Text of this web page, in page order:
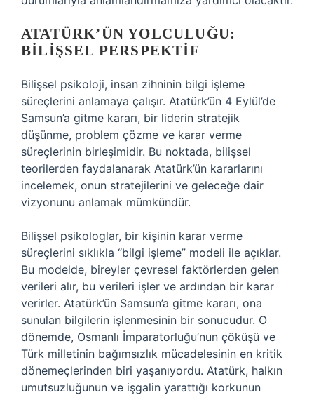
ATATÜRK’ÜN YOLCULUĞU:
BILIŞSEL PERSPEKTIF
Bilişsel psikoloji, insan zihninin bilgi işleme
süreçlerini anlamaya çalışır. Atatürk’ün 4 Eylül’de
Samsun’a gitme kararı, bir liderin stratejik
düşünme, problem çözme ve karar verme
süreçlerinin birleşimidir. Bu noktada, bilişsel
teorilerden faydalanarak Atatürk’ün kararlarını
incelemek, onun stratejilerini ve geleceğe dair
vizyonunu anlamak mümkündür.
Bilişsel psikologlar, bir kişinin karar verme
süreçlerini sıklıkla “bilgi işleme” modeli ile açıklar.
Bu modelde, bireyler çevresel faktörlerden gelen
verileri alır, bu verileri işler ve ardından bir karar
verirler. Atatürk’ün Samsun’a gitme kararı, ona
sunulan bilgilerin işlenmesinin bir sonucudur. O
dönemde, Osmanlı İmparatorluğu’nun çöküşü ve
Türk milletinin bağımsızlık mücadelesinin en kritik
dönemeçlerinden biri yaşanıyordu. Atatürk, halkın
umutsuzluğunun ve işgalin yarattığı korkunun